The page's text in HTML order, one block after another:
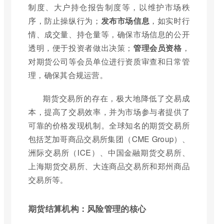
制度、大户持仓报告制度等，以维护市场秩
序，防止操纵行为； 发布市场信息 ，如实时行
情、成交量、持仓量等，确保市场信息的公开
透明，便于投资者做出决策； 管理会员资格 ，
对期货公司等会员单位进行资质审查和日常管
理，确保其合规运营。
期货交易所的存在，极大地降低了交易成
本，提高了交易效率，并为市场参与者提供了
可靠的价格发现机制。全球知名的期货交易所
包括芝加哥商品交易所集团（CME Group）、
洲际交易所（ICE）、中国金融期货交易所、
上海期货交易所、大连商品交易所和郑州商品
交易所等。
期货结算机构：风险管理的核心